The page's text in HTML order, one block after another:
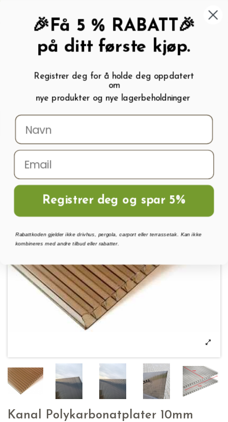
My wishlist ( 0
Menu Søk Logg inn Handlevogn
Hjem
Kanal Polykarbonatplater 10mm (Bredde-1.05m) bronse
Kanal Polykarbonatplater 10mm
🎉Få 5 % RABATT🎉
på ditt første kjøp.
Registrer deg for å holde deg oppdatert
om
nye produkter og nye lagerbeholdninger
Registrer deg og spar 5%
Rabattkoden gjelder ikke drivhus, pergola, carport eller terrassetak. Kan ikke
kombineres med andre tilbud eller rabatter.